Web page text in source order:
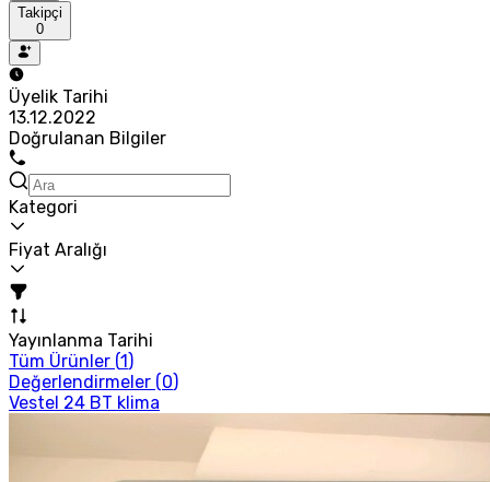
Takipçi
0
Üyelik Tarihi
13.12.2022
Doğrulanan Bilgiler
Kategori
Fiyat Aralığı
Yayınlanma Tarihi
Tüm Ürünler (1)
Değerlendirmeler (0)
Vestel 24 BT klima